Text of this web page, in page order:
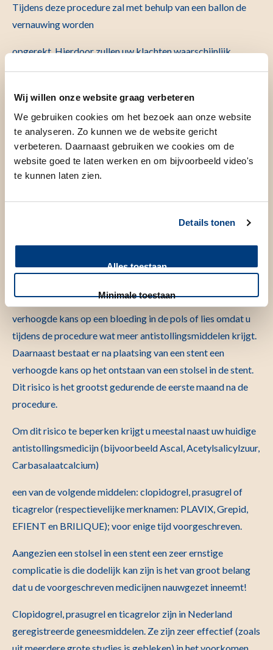
Wij willen onze website graag verbeteren
We gebruiken cookies om het bezoek aan onze website
te analyseren. Zo kunnen we de website gericht
verbeteren. Daarnaast gebruiken we cookies om de
website goed te laten werken en om bijvoorbeeld video's
te kunnen laten zien.
Details tonen
Alles toestaan
Minimale toestaan
Tijdens deze procedure zal met behulp van een ballon de
vernauwing worden
opgerekt. Hierdoor zullen uw klachten waarschijnlijk
wordt er bij u ook een stent geïmplanteerd tijdens deze PCI
procedure. Een stent is een metalen structuur
(“pennenveertje”) die met behulp van een ballon in de
kransslager kan worden geplaatst. De risico’s van een stent
implantatie procedure zijn vergelijkbaar met die van een
gewone PCI procedure.
Wat zijn de risico's, bijwerkingen
of complicaties?
Onmiddellijk na de PCI procedure bestaat er een licht
verhoogde kans op een bloeding in de pols of lies omdat u
tijdens de procedure wat meer antistollingsmiddelen krijgt.
Daarnaast bestaat er na plaatsing van een stent een
verhoogde kans op het ontstaan van een stolsel in de stent.
Dit risico is het grootst gedurende de eerste maand na de
procedure.
Om dit risico te beperken krijgt u meestal naast uw huidige
antistollingsmedicijn (bijvoorbeeld Ascal, Acetylsalicylzuur,
Carbasalaatcalcium)
een van de volgende middelen: clopidogrel, prasugrel of
ticagrelor (respectievelijke merknamen: PLAVIX, Grepid,
EFIENT en BRILIQUE); voor enige tijd voorgeschreven.
Aangezien een stolsel in een stent een zeer ernstige
complicatie is die dodelijk kan zijn is het van groot belang
dat u de voorgeschreven medicijnen nauwgezet inneemt!
Clopidogrel, prasugrel en ticagrelor zijn in Nederland
geregistreerde geneesmiddelen. Ze zijn zeer effectief (zoals